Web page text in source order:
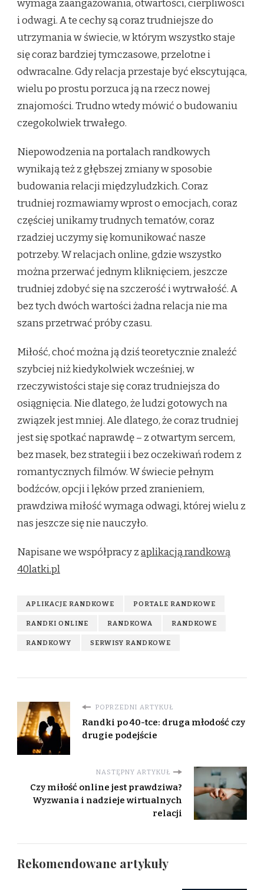
wymaga zaangażowania, otwartości, cierpliwości
i odwagi. A te cechy są coraz trudniejsze do
utrzymania w świecie, w którym wszystko staje
się coraz bardziej tymczasowe, przelotne i
odwracalne. Gdy relacja przestaje być ekscytująca,
wielu po prostu porzuca ją na rzecz nowej
znajomości. Trudno wtedy mówić o budowaniu
czegokolwiek trwałego.
Niepowodzenia na portalach randkowych
wynikają też z głębszej zmiany w sposobie
budowania relacji międzyludzkich. Coraz
trudniej rozmawiamy wprost o emocjach, coraz
częściej unikamy trudnych tematów, coraz
rzadziej uczymy się komunikować nasze
potrzeby. W relacjach online, gdzie wszystko
można przerwać jednym kliknięciem, jeszcze
trudniej zdobyć się na szczerość i wytrwałość. A
bez tych dwóch wartości żadna relacja nie ma
szans przetrwać próby czasu.
Miłość, choć można ją dziś teoretycznie znaleźć
szybciej niż kiedykolwiek wcześniej, w
rzeczywistości staje się coraz trudniejsza do
osiągnięcia. Nie dlatego, że ludzi gotowych na
związek jest mniej. Ale dlatego, że coraz trudniej
jest się spotkać naprawdę – z otwartym sercem,
bez masek, bez strategii i bez oczekiwań rodem z
romantycznych filmów. W świecie pełnym
bodźców, opcji i lęków przed zranieniem,
prawdziwa miłość wymaga odwagi, której wielu z
nas jeszcze się nie nauczyło.
Napisane we współpracy zaplikacją randkową
40latki.pl
APLIKACJE RANDKOWE PORTALE RANDKOWE
RANDKI ONLINE RANDKOWA RANDKOWE
RANDKOWY SERWISY RANDKOWE
POPRZEDNI ARTYKUŁ
Randki po 40-tce: druga młodość czy
drugie podejście
NASTĘPNY ARTYKUŁ
Czy miłość online jest prawdziwa?
Wyzwania i nadzieje wirtualnych
relacji
Rekomendowane artykuły